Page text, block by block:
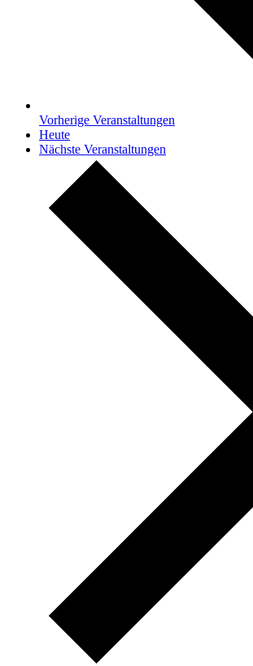
Vorherige Veranstaltungen
Heute
Nächste Veranstaltungen